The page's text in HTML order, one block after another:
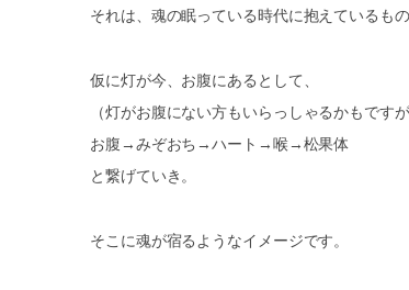
それは、魂の眠っている時代に抱えているも
仮に灯が今、お腹にあるとして、
（灯がお腹にない方もいらっしゃるかもですが
お腹→みぞおち→ハート→喉→松果体
と繋げていき。
そこに魂が宿るようなイメージです。